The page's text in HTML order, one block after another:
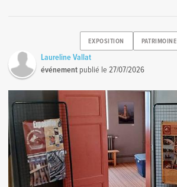
EXPOSITION PATRIMOINE
Laureline Vallat
événement publié le27/07/2026